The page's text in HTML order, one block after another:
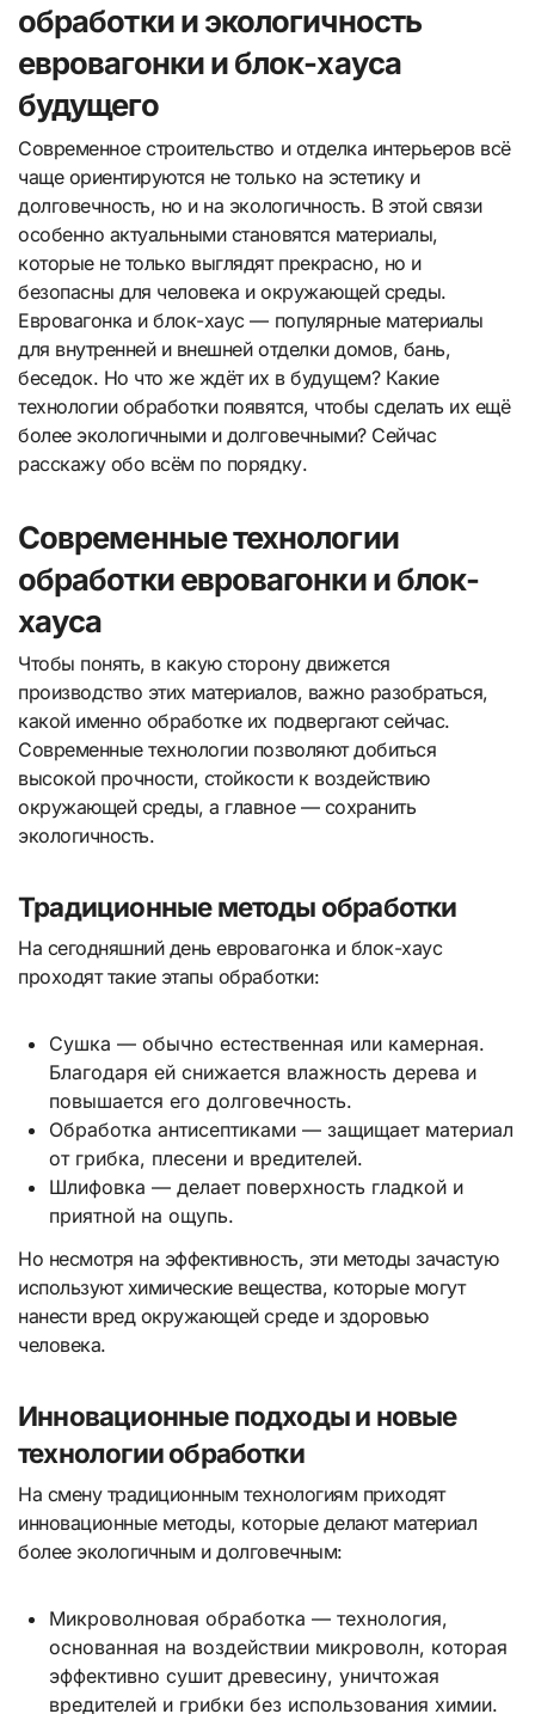
обработки и экологичность
евровагонки и блок-хауса
будущего
Современное строительство и отделка интерьеров всё
чаще ориентируются не только на эстетику и
долговечность, но и на экологичность. В этой связи
особенно актуальными становятся материалы,
которые не только выглядят прекрасно, но и
безопасны для человека и окружающей среды.
Евровагонка и блок-хаус — популярные материалы
для внутренней и внешней отделки домов, бань,
беседок. Но что же ждёт их в будущем? Какие
технологии обработки появятся, чтобы сделать их ещё
более экологичными и долговечными? Сейчас
расскажу обо всём по порядку.
Современные технологии
обработки евровагонки и блок-
хауса
Чтобы понять, в какую сторону движется
производство этих материалов, важно разобраться,
какой именно обработке их подвергают сейчас.
Современные технологии позволяют добиться
высокой прочности, стойкости к воздействию
окружающей среды, а главное — сохранить
экологичность.
Традиционные методы обработки
На сегодняшний день евровагонка и блок-хаус
проходят такие этапы обработки:
Сушка — обычно естественная или камерная.
Благодаря ей снижается влажность дерева и
повышается его долговечность.
Обработка антисептиками — защищает материал
от грибка, плесени и вредителей.
Шлифовка — делает поверхность гладкой и
приятной на ощупь.
Но несмотря на эффективность, эти методы зачастую
используют химические вещества, которые могут
нанести вред окружающей среде и здоровью
человека.
Инновационные подходы и новые
технологии обработки
На смену традиционным технологиям приходят
инновационные методы, которые делают материал
более экологичным и долговечным:
Микроволновая обработка — технология,
основанная на воздействии микроволн, которая
эффективно сушит древесину, уничтожая
вредителей и грибки без использования химии.